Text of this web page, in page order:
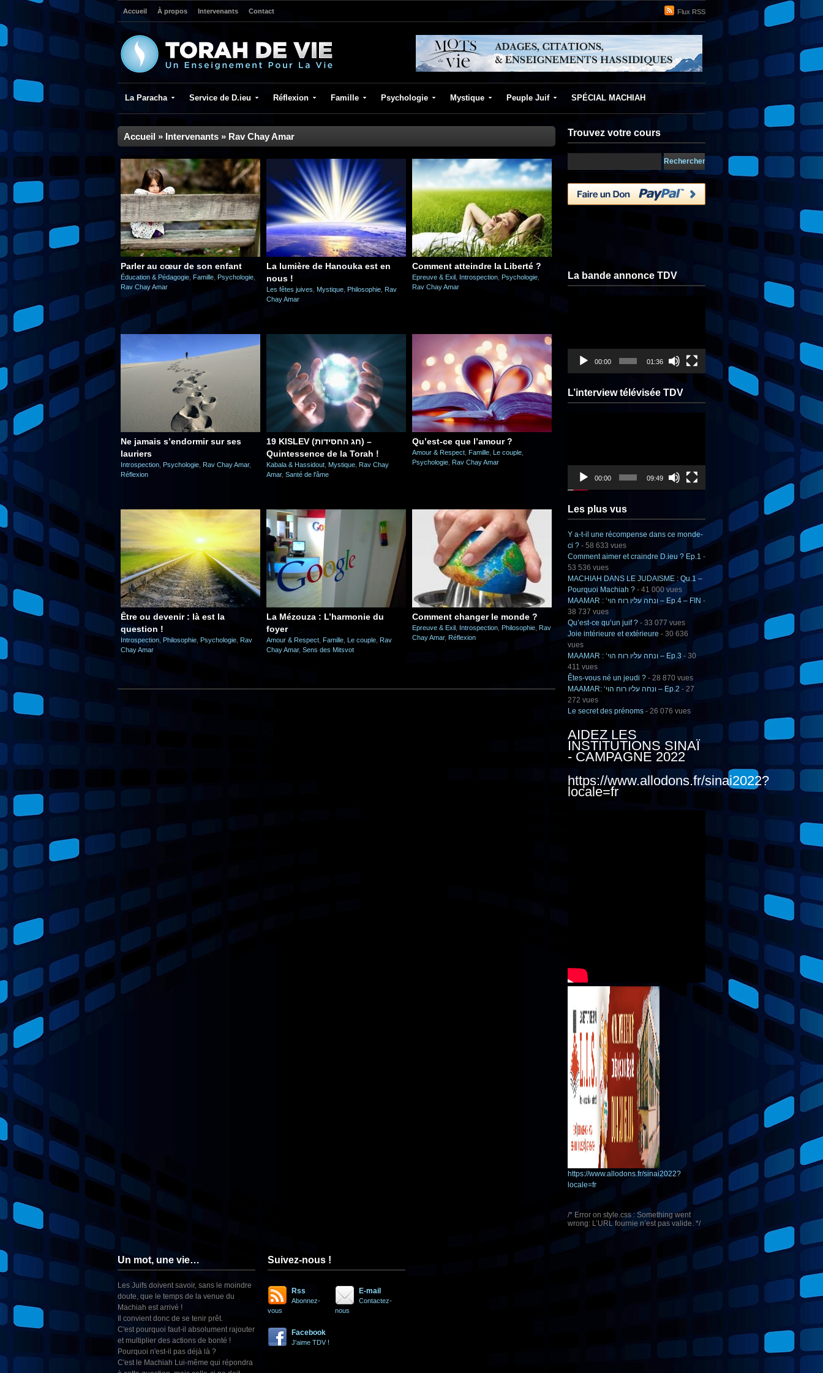
Flux RSS
Accueil À propos Intervenants Contact
La Paracha Service de D.ieu Réflexion Famille Psychologie Mystique Peuple Juif SPÉCIAL MACHIAH
Accueil » Intervenants » Rav Chay Amar
Parler au cœur de son enfant
Éducation & Pédagogie Famille Psychologie
Rav Chay Amar
La lumière de Hanouka est en
nous !
Les fêtes juives Mystique Philosophie Rav
Chay Amar
Comment atteindre la Liberté ?
Epreuve & Exil Introspection Psychologie
Rav Chay Amar
Ne jamais s’endormir sur ses
lauriers
Introspection Psychologie Rav Chay Amar,
Réflexion
19 KISLEV (חג החסידות) –
Quintessence de la Torah !
Kabala & Hassidout Mystique Rav Chay
Amar, Santé de l'âme
Qu’est-ce que l’amour ?
Amour & Respect Famille Le couple
Psychologie Rav Chay Amar
Être ou devenir : là est la
question !
Introspection Philosophie Psychologie Rav
Chay Amar
La Mézouza : L’harmonie du
foyer
Amour & Respect Famille Le couple Rav
Chay Amar, Sens des Mitsvot
Comment changer le monde ?
Epreuve & Exil Introspection Philosophie Rav
Chay Amar, Réflexion
Trouvez votre cours
La bande annonce TDV
00:00 01:36
L’interview télévisée TDV
00:00 09:49
Les plus vus
Y a-t-il une récompense dans ce monde-
ci ? - 58 633 vues
Comment aimer et craindre D.ieu ? Ep.1 -
53 536 vues
MACHIAH DANS LE JUDAISME : Qu.1 –
Pourquoi Machiah ? - 41 000 vues
MAAMAR : ‘ונחה עליו רוח הוי – Ep.4 – FIN -
38 737 vues
Qu’est-ce qu’un juif ? - 33 077 vues
Joie intérieure et extérieure - 30 636
vues
MAAMAR : ‘ונחה עליו רוח הוי – Ep.3 - 30
411 vues
Êtes-vous né un jeudi ? - 28 870 vues
MAAMAR: ‘ונחה עליו רוח הוי – Ep.2 - 27
272 vues
Le secret des prénoms - 26 076 vues
AIDEZ LES
INSTITUTIONS SINAÏ
- CAMPAGNE 2022
https://www.allodons.fr/sinai2022?
locale=fr
https://www.allodons.fr/sinai2022?
locale=fr
/* Error on style.css : Something went
wrong: L’URL fournie n’est pas valide. */
Un mot, une vie…
Les Juifs doivent savoir, sans le moindre
doute, que le temps de la venue du
Machiah est arrivé !
Il convient donc de se tenir prêt.
C'est pourquoi faut-il absolument rajouter
et multiplier des actions de bonté !
Pourquoi n'est-il pas déjà là ?
C'est le Machiah Lui-même qui répondra
Suivez-nous !
Rss
Abonnez-
vous
E-mail
Contactez-
nous
Facebook
J'aime TDV !